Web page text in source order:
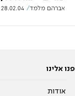
אברהם מלמד 28.02.04
פנו אלינו
אודות